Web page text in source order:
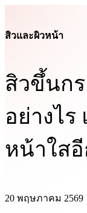
สิวและผิวหน้า
สิวขึ้นก
อย่างไ
หน้าใส
20 พฤษภาคม 2569